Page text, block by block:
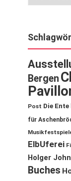
Bergen
Post Die
für
ElbUferei
Holger John
Buches